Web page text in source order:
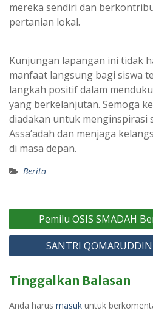
mereka sendiri dan
pertanian lokal.
Kunjungan lapangan ini tidak
manfaat langsung bagi siswa
langkah positif dalam
yang berkelanjutan. Semoga
diadakan untuk menginspirasi
Assa’adah dan menjaga
di masa depan.
Berita
Navigasi
pos
Pemilu OSIS SMADAH
SANTRI
Tinggalkan Balasan
Anda harus masuk untuk